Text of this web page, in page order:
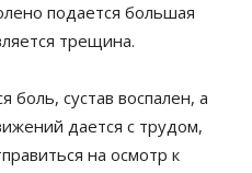
подается большая
трещина.
боль, сустав воспален, а
дается с трудом,
на осмотр к